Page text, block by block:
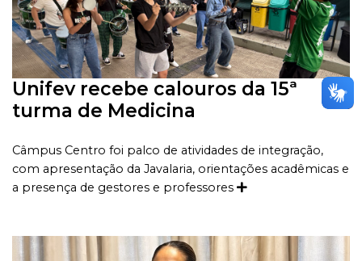
Unifev recebe calouros da 15ª
turma de Medicina
Câmpus Centro foi palco de atividades de integração,
com apresentação da Javalaria, orientações acadêmicas e
a presença de gestores e professores